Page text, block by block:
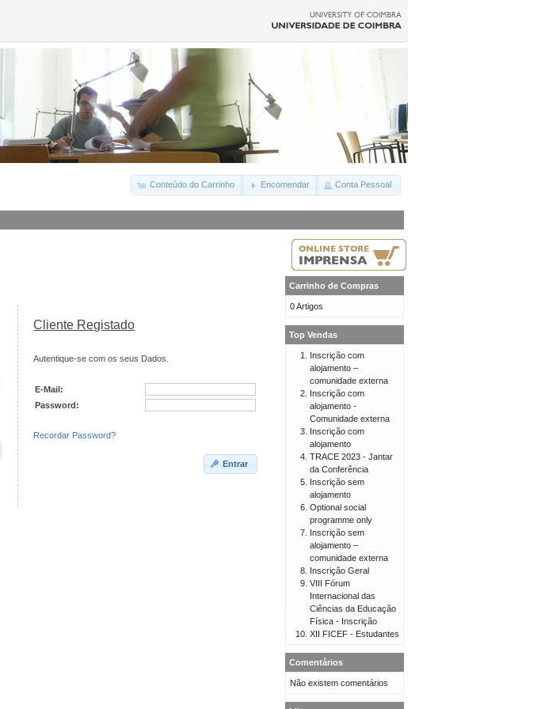
Conteúdo do Carrinho Encomendar Conta Pessoal
Cliente Registado
Autentique-se com os seus Dados.
E-Mail:
Password:
Recordar Password?
Entrar
Carrinho de Compras
0 Artigos
Top Vendas
Inscrição com
alojamento –
comunidade externa
Inscrição com
alojamento -
Comunidade externa
Inscrição com
alojamento
TRACE 2023 - Jantar
da Conferência
Inscrição sem
alojamento
Optional social
programme only
Inscrição sem
alojamento –
comunidade externa
Inscrição Geral
VIII Fórum
Internacional das
Ciências da Educação
Física - Inscrição
XII FICEF - Estudantes
Comentários
Não existem comentários